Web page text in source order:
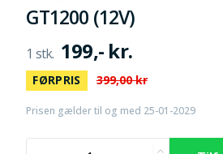
GT1200 (12V)
199,- kr.
FØRPRIS 399,00 kr
Prisen gælder til og med 25-01-2029